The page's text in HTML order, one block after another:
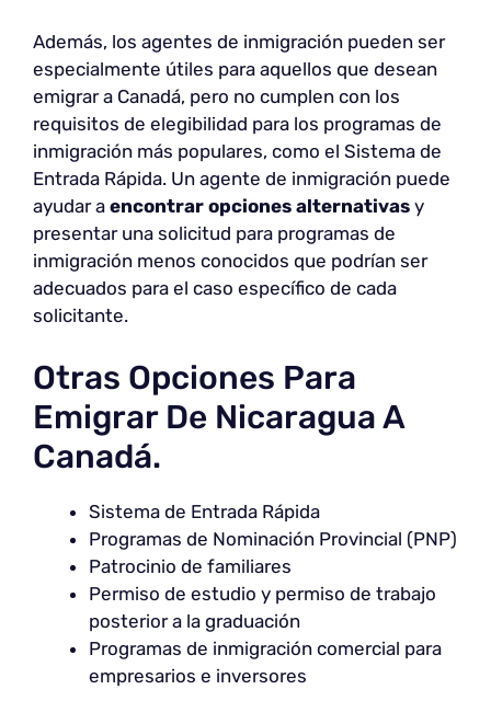
Además, los agentes de inmigración pueden ser
especialmente útiles para aquellos que desean
emigrar a Canadá, pero no cumplen con los
requisitos de elegibilidad para los programas de
inmigración más populares, como el Sistema de
Entrada Rápida. Un agente de inmigración puede
ayudar a encontrar opciones alternativas y
presentar una solicitud para programas de
inmigración menos conocidos que podrían ser
adecuados para el caso específico de cada
solicitante.
Otras Opciones Para
Emigrar De Nicaragua A
Canadá.
Sistema de Entrada Rápida
Programas de Nominación Provincial (PNP)
Patrocinio de familiares
Permiso de estudio y permiso de trabajo
posterior a la graduación
Programas de inmigración comercial para
empresarios e inversores